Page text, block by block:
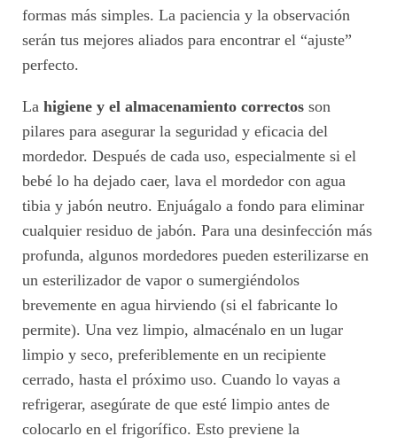
formas más simples. La paciencia y la observación
serán tus mejores aliados para encontrar el “ajuste”
perfecto.
La higiene y el almacenamiento correctos son
pilares para asegurar la seguridad y eficacia del
mordedor. Después de cada uso, especialmente si el
bebé lo ha dejado caer, lava el mordedor con agua
tibia y jabón neutro. Enjuágalo a fondo para eliminar
cualquier residuo de jabón. Para una desinfección más
profunda, algunos mordedores pueden esterilizarse en
un esterilizador de vapor o sumergiéndolos
brevemente en agua hirviendo (si el fabricante lo
permite). Una vez limpio, almacénalo en un lugar
limpio y seco, preferiblemente en un recipiente
cerrado, hasta el próximo uso. Cuando lo vayas a
refrigerar, asegúrate de que esté limpio antes de
colocarlo en el frigorífico. Esto previene la